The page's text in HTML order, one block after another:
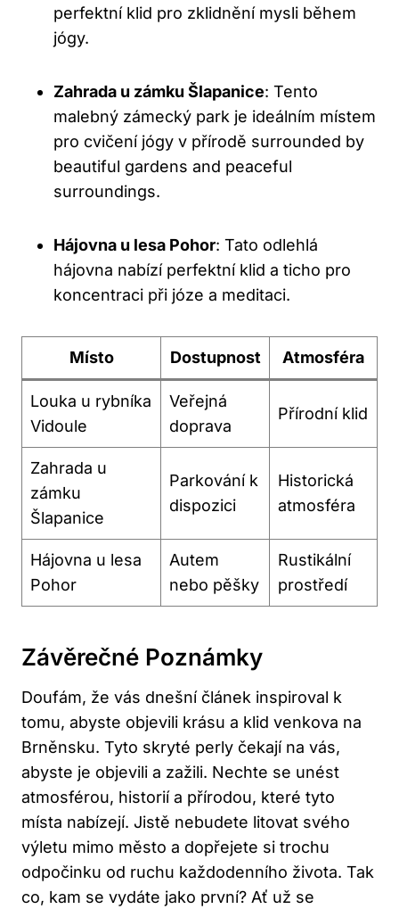
perfektní klid pro zklidnění mysli během
jógy.
Zahrada u zámku Šlapanice: Tento
malebný zámecký park je ideálním místem
pro cvičení jógy v přírodě surrounded by
beautiful gardens and peaceful
surroundings.
Hájovna u lesa Pohor: Tato odlehlá
hájovna nabízí perfektní klid a ticho pro
koncentraci při józe a meditaci.
Místo Dostupnost Atmosféra
Louka u rybníka
Vidoule
Veřejná
doprava
Přírodní klid
Zahrada u
zámku
Šlapanice
Parkování k
dispozici
Historická
atmosféra
Hájovna u lesa
Pohor
Autem
nebo pěšky
Rustikální
prostředí
Závěrečné Poznámky
Doufám, že vás dnešní článek inspiroval k
tomu, abyste objevili krásu a klid venkova na
Brněnsku. Tyto skryté perly čekají na vás,
abyste je objevili a zažili. Nechte se unést
atmosférou, historií a přírodou, které tyto
místa nabízejí. Jistě nebudete litovat svého
výletu mimo město a dopřejete si trochu
odpočinku od ruchu každodenního života. Tak
co, kam se vydáte jako první? Ať už se